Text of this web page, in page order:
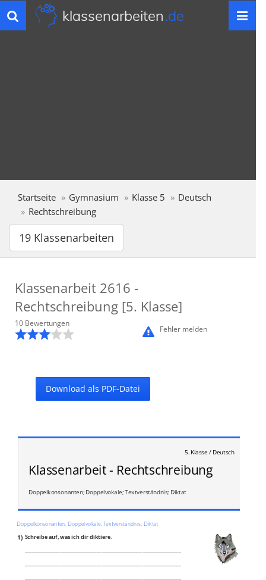
Toggle
navigation
klassenarbeiten.de
Startseite Gymnasium Klasse 5
Deutsch
Rechtschreibung
19 Klassenarbeiten
Klassenarbeit 2616 -
Rechtschreibung [5. Klasse]
Fehler melden
10 Bewertungen
Download als PDF-Datei
5. Klasse / Deutsch
Klassenarbeit - Rechtschreibung
Doppelkonsonanten; Doppelvokale; Textverständnis; Diktat
Doppelkonsonanten, Doppelvokale, Textverständnis, Diktat
1) Schreibe auf, was ich dir diktiere.